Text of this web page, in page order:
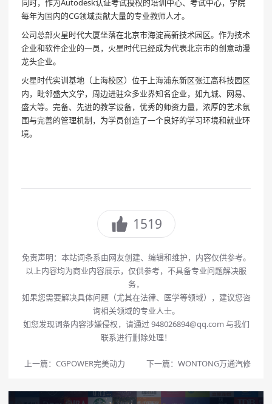
同时，作为Autodesk认证考试授权的培训中心、考试中心，学院
每年为国内的CG领域贡献大量的专业教师人才。
公司总部火星时代大厦坐落在北京市海淀高新技术园区。作为技术
企业和软件企业的一员，火星时代已经成为代表北京市的创意动漫
龙头企业。
火星时代实训基地（上海校区）位于上海浦东新区张江高科技园区
内，毗邻盛大文学，周边进驻众多业界知名企业，如九城、网易、
盛大等。完备、先进的教学设备，优秀的师资力量，浓厚的艺术氛
围与完善的管理机制，为学员创造了一个良好的学习环境和就业环
境。
1519
免责声明：本站词条系由网友创建、编辑和维护，内容仅供参考。
以上内容均为商业内容展示，仅供参考，不具备专业问题解决服
务，
如果您需要解决具体问题（尤其在法律、医学等领域），建议您咨
询相关领域的专业人士。
如您发现词条内容涉嫌侵权，请通过 948026894@qq.com 与我们
联系进行删除处理！
上一篇： CGPOWER完美动力 下一篇： WONTONG万通汽修